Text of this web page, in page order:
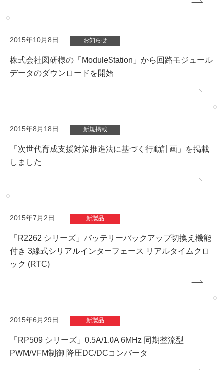
2015年10月8日 お知らせ
株式会社図研様の「ModuleStation」から回路モジュール
データのダウンロードを開始
2015年8月18日 新規掲載
「次世代育成支援対策推進法に基づく行動計画」を掲載
しました
2015年7月2日 新製品
「R2262 シリーズ」バッテリーバックアップ切換え機能
付き 3線式シリアルインターフェース リアルタイムクロ
ック (RTC)
2015年6月29日 新製品
「RP509 シリーズ」0.5A/1.0A 6MHz 同期整流型
PWM/VFM制御 降圧DC/DCコンバータ